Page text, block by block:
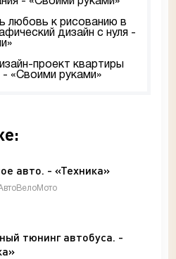
любовь к рисованию в
дизайн с нуля -
проект квартиры
«Своими руками»
авто. - «Техника»
тюнинг автобуса. -